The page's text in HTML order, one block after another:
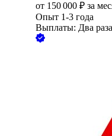
от 150 000 ₽ за
Опыт 1-3 года
Выплаты: Два